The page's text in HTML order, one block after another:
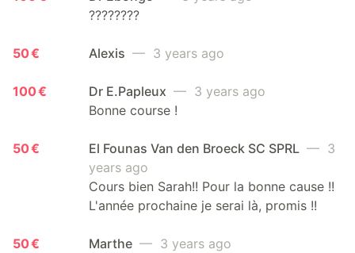
????????
50 € Alexis — 3 years ago
100 € Dr E.Papleux — 3 years ago
Bonne course !
50 € El Founas Van den Broeck SC SPRL — 3
years ago
Cours bien Sarah!! Pour la bonne cause !!
L'année prochaine je serai là, promis !!
50 € Marthe — 3 years ago